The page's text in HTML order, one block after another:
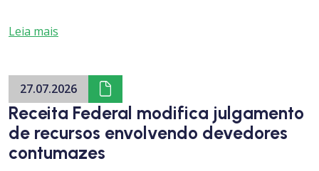
Leia mais
27.07.2026
Receita Federal modifica julgamento
de recursos envolvendo devedores
contumazes